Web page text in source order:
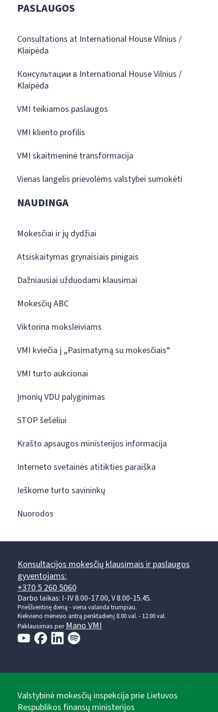
PASLAUGOS
Consultations at International House Vilnius /
Klaipėda
Консультации в International House Vilnius /
Klaipėda
VMI teikiamos paslaugos
VMI kliento profilis
VMI skaitmeninė transformacija
Vienas langelis prievolėms valstybei sumokėti
NAUDINGA
Mokesčiai ir jų dydžiai
Atsiskaitymas grynaisiais pinigais
Dažniausiai užduodami klausimai
Mokesčių ABC
Viktorina moksleiviams
VMI kviečia į „Pasimatymą su mokesčiais“
VMI turto aukcionai
Įmonių VDU palyginimas
STOP šešėliui
Krašto apsaugos ministerijos informacija
Interneto svetainės atitikties paraiška
Ieškome turto savininkų
Nuorodos
Konsultacijos mokesčių klausimais ir paslaugos
gyventojams:
+370 5 260 5060
Darbo laikas: I-IV 8.00-17.00, V 8.00-15.45.
Prieššventinę dieną - viena valanda trumpiau.
Kiekvieno mėnesio antrą penktadienį 8.00 val. - 12.00 val.
Paklausimas perMano VMI
Valstybinė mokesčių inspekcija prie Lietuvos
Respublikos finansų ministerijos